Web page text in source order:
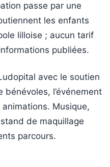
passe par une
les enfants
lilloise ; aucun tarif
publiées.
avec le soutien
l’événement
Musique,
de maquillage
parcours.